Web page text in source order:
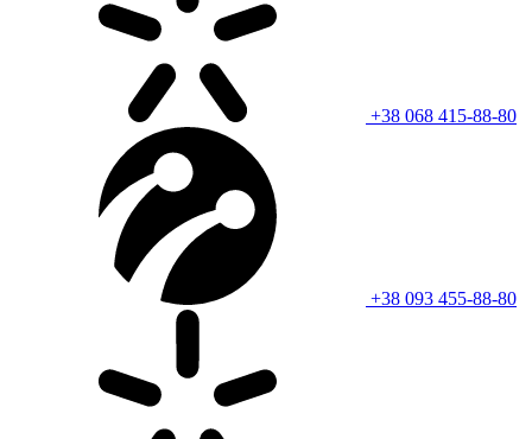
+38 068 415-88-80
+38 093 455-88-80